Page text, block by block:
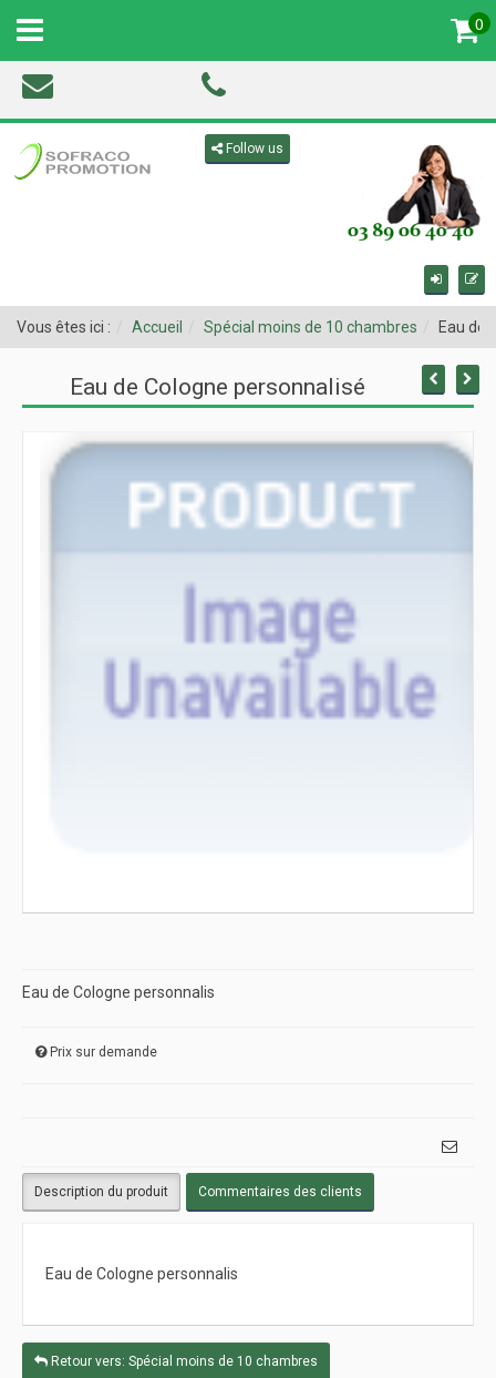
Follow us
0
MENU
Vous êtes ici : Accueil Spécial moins de 10 chambres Eau de
Eau de Cologne personnalisé
Eau de Cologne personnalis
Prix sur demande
Description du produit Commentaires des clients
Eau de Cologne personnalis
Retour vers: Spécial moins de 10 chambres